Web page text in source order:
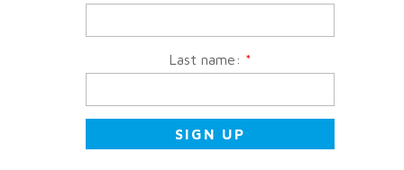
Last name: *